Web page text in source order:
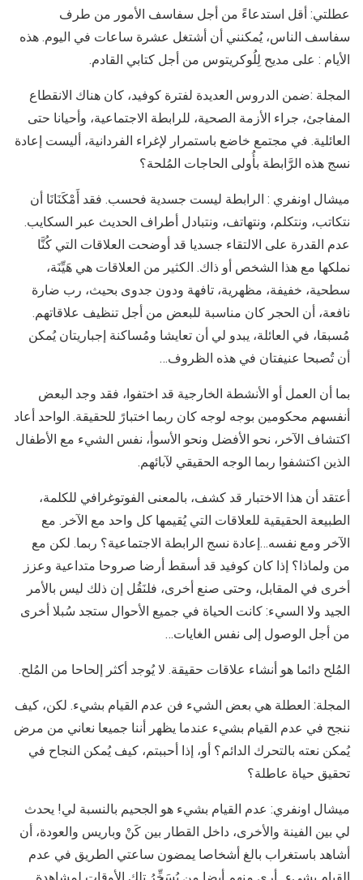
عطلتي: أقل استدعاءً من أجل سفاسف الأمور من طرف
سفاسف الناس، يُمكنني أن أشتغل عشرة ساعات في اليوم. هذه
الأيام : على مديح لِلُوكريتوس من أجل كتابي القادم.
المجلة :ضمن الدروس العديدة لفترة كوفيد، كان هناك الانقطاع
المفاجئ، جراء الأزمة الصحية، للرابطة الاجتماعية، وأحيانا حتى
العائلية. في مجتمع خاضع باستمرار لإغراء الفردانية، أليست إعادة
نسج هذه الرَّابطة بأُولى الحاجات المُلحة؟
ميشال اونفري : الرابطة ليست جسدية فحسب. فقد أَمْكَنَانَا أن
نتكاتب، ونتكلم، ونتهاتف، ونتبادل أطراف الحديث عبر السكايب.
عدم القدرة على الالتقاء جسديا قد أوضحت العلاقات التي كُنَّا
نملكها مع هذا الشخص أو ذاك. الكثير من العلاقات هي هَيِّنَة،
سطحية، خفيفة، مظهرية، تافهة ودون جدوى بحيث، رب ضارة
نافعة، أن الحجر كان مناسبة للبعض من أجل تنظيف علاقاتهم.
مُسبقا، في العائلة، يبدو لي أن تعايشا ومُساكنة إجباريتان يُمكن
أن تُصبحا عنيفتان في هذه الظروف…
بما أن العمل أو الأنشطة الخارجية قد اختفوا، فقد وجد البعض
أنفسهم محكومين بوجه لوجه كان ربما اختبارً للحقيقة. الواحد أعاد
اكتشاف الآخر، نحو الأفضل ونحو الأسوأ، نفس الشيء مع الأطفال
الذين اكتشفوا ربما الوجه الحقيقي لآبائهم.
أعتقد أن هذا الاختبار قد كشف، بالمعنى الفوتوغرافي للكلمة،
الطبيعة الحقيقية للعلاقات التي يُقيمها كل واحد مع الآخر. مع
الآخر ومع نفسه…إعادة نسج الرابطة الاجتماعية؟ ربما. لكن مع
من ولماذا؟ إذا كان كوفيد قد أسقط أرضا صروحا متداعية وعزز
أخرى في المقابل، وحتى صنع أخرى، فلنَقُل إن ذلك ليس بالأمر
الجيد ولا السيء: كانت الحياة في جميع الأحوال ستجد سُبلا أخرى
من أجل الوصول إلى نفس الغايات…
المُلح دائما هو أنشاء علاقات حقيقة. لا يُوجد أكثر إلحاحا من المُلح.
المجلة: العطلة هي بعض الشيء فن عدم القيام بشيء. لكن، كيف
ننجح في عدم القيام بشيء عندما يظهر أننا جميعا نعاني من مرض
يُمكن نعته بالتحرك الدائم؟ أو، إذا أحببتم، كيف يُمكن النجاح في
تحقيق حياة عاطلة؟
ميشال اونفري: عدم القيام بشيء هو الجحيم بالنسبة لي! يحدث
لي بين الفينة والأخرى، داخل القطار بين كَنْ وباريس والعودة، أن
أشاهد باستغراب بالغ أشخاصا يمضون ساعتي الطريق في عدم